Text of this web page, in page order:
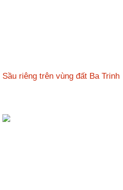
Sầu riêng trên vùng đất Ba Trinh